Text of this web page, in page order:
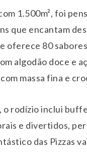
1.500m², foi
que encantam
oferece 80
algodão doce e
massa fina e
o rodízio inclui
e divertidos,
das Pizzas